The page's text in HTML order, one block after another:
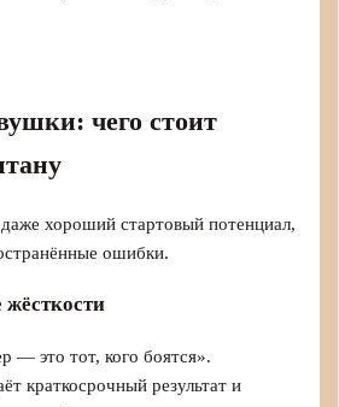
чего стоит
хороший стартовый потенциал,
ошибки.
жёсткости
— это тот, кого боятся».
краткосрочный результат и